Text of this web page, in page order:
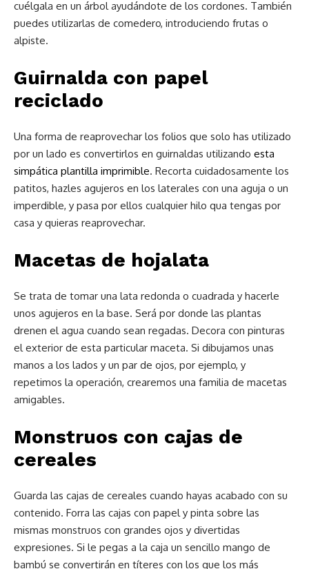
cuélgala en un árbol ayudándote de los cordones. También
puedes utilizarlas de comedero, introduciendo frutas o
alpiste.
Guirnalda con papel
reciclado
Una forma de reaprovechar los folios que solo has utilizado
por un lado es convertirlos en guirnaldas utilizando esta
simpática plantilla imprimible. Recorta cuidadosamente los
patitos, hazles agujeros en los laterales con una aguja o un
imperdible, y pasa por ellos cualquier hilo qua tengas por
casa y quieras reaprovechar.
Macetas de hojalata
Se trata de tomar una lata redonda o cuadrada y hacerle
unos agujeros en la base. Será por donde las plantas
drenen el agua cuando sean regadas. Decora con pinturas
el exterior de esta particular maceta. Si dibujamos unas
manos a los lados y un par de ojos, por ejemplo, y
repetimos la operación, crearemos una familia de macetas
amigables.
Monstruos con cajas de
cereales
Guarda las cajas de cereales cuando hayas acabado con su
contenido. Forra las cajas con papel y pinta sobre las
mismas monstruos con grandes ojos y divertidas
expresiones. Si le pegas a la caja un sencillo mango de
bambú se convertirán en títeres con los que los más